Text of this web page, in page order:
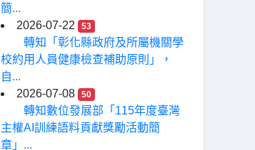
簡...
2026-07-22
53
轉知「彰化縣政府及所屬機關學
校約用人員健康檢查補助原則」，
自...
2026-07-08
50
轉知數位發展部「115年度臺灣
主權AI訓練語料貢獻獎勵活動簡
章」...